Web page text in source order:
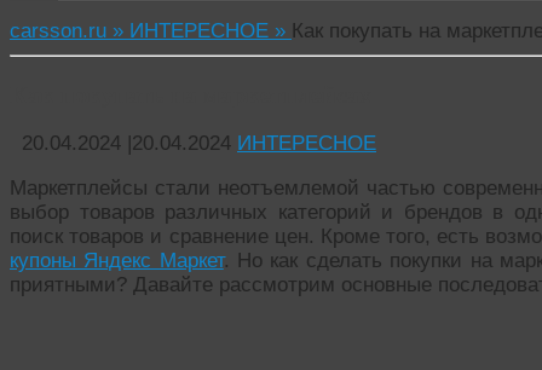
carsson.ru » ИНТЕРЕСНОЕ » Как покупать на
20.04.2024 |20.04.2024 ИНТЕРЕСНОЕ
Маркетплейсы стали неотъемлемой частью
выбор товаров различных категорий и брендов в
поиск товаров и сравнение цен. Кроме того, есть
купоны Яндекс Маркет. Но как сделать покупки на
приятными? Давайте рассмотрим основные